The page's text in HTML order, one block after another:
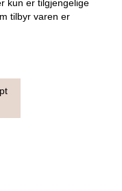
kun er tilgjengelige
tilbyr varen er